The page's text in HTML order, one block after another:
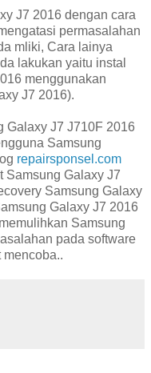
J7 2016 dengan cara
permasalahan
mliki, Cara lainya
lakukan yaitu instal
menggunakan
J7 2016).
Galaxy J7 J710F 2016
Samsung
repairsponsel.com
Samsung Galaxy J7
Samsung Galaxy
Galaxy J7 2016
Samsung
pada software